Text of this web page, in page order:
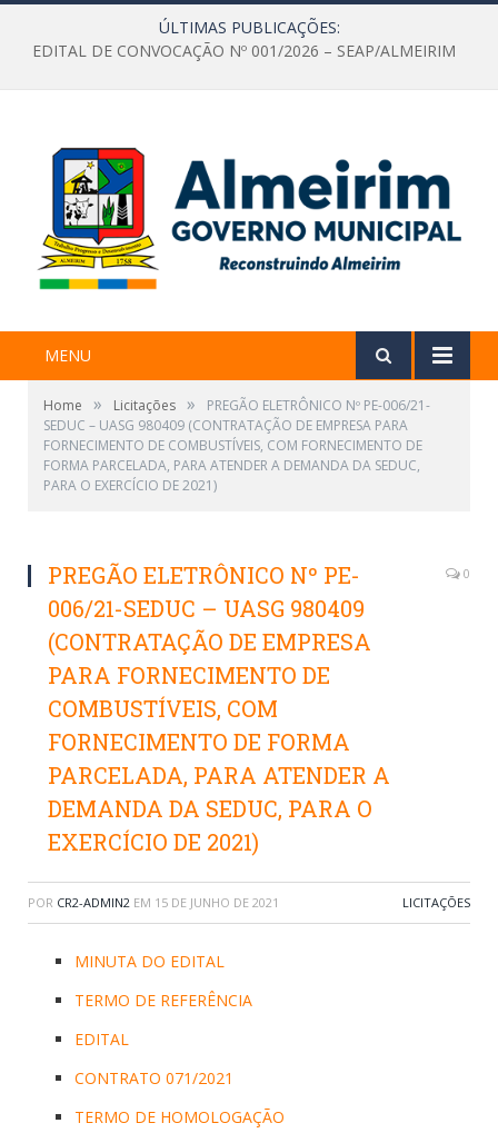
ÚLTIMAS PUBLICAÇÕES:
EDITAL DE CONVOCAÇÃO Nº 001/2026 – SEAP/ALMEIRIM
MENU
Home » Licitações »
PREGÃO ELETRÔNICO Nº PE-006/21-
SEDUC – UASG 980409 (CONTRATAÇÃO DE EMPRESA PARA
FORNECIMENTO DE COMBUSTÍVEIS, COM FORNECIMENTO DE
FORMA PARCELADA, PARA ATENDER A DEMANDA DA SEDUC,
PARA O EXERCÍCIO DE 2021)
PREGÃO ELETRÔNICO Nº PE-
006/21-SEDUC – UASG 980409
(CONTRATAÇÃO DE EMPRESA
PARA FORNECIMENTO DE
COMBUSTÍVEIS, COM
FORNECIMENTO DE FORMA
PARCELADA, PARA ATENDER A
DEMANDA DA SEDUC, PARA O
EXERCÍCIO DE 2021)
0
POR CR2-ADMIN2 EM 15 DE JUNHO DE 2021 LICITAÇÕES
MINUTA DO EDITAL
TERMO DE REFERÊNCIA
EDITAL
CONTRATO 071/2021
TERMO DE HOMOLOGAÇÃO